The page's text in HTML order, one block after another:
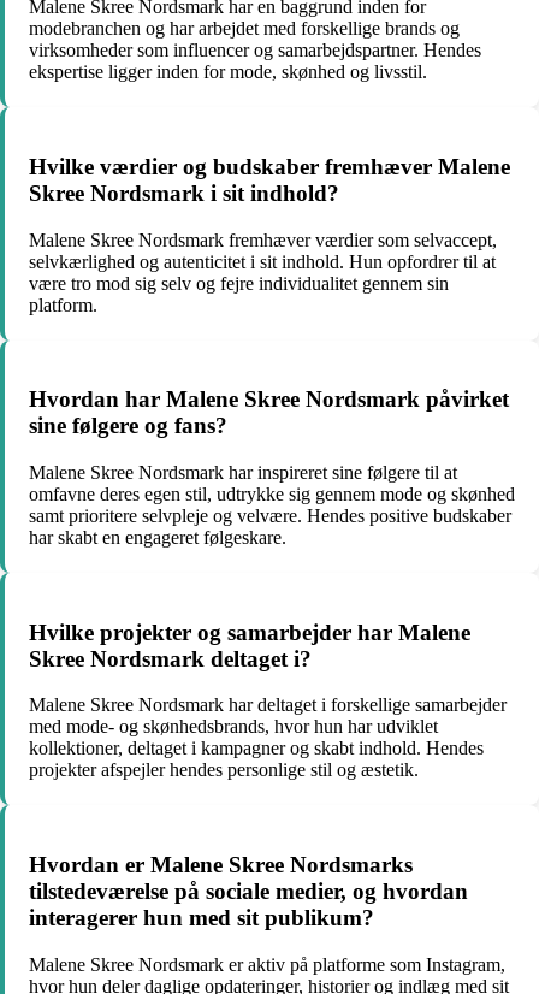
Malene Skree Nordsmark har en baggrund inden for
modebranchen og har arbejdet med forskellige brands og
virksomheder som influencer og samarbejdspartner. Hendes
ekspertise ligger inden for mode, skønhed og livsstil.
Hvilke værdier og budskaber fremhæver Malene
Skree Nordsmark i sit indhold?
Malene Skree Nordsmark fremhæver værdier som selvaccept,
selvkærlighed og autenticitet i sit indhold. Hun opfordrer til at
være tro mod sig selv og fejre individualitet gennem sin
platform.
Hvordan har Malene Skree Nordsmark påvirket
sine følgere og fans?
Malene Skree Nordsmark har inspireret sine følgere til at
omfavne deres egen stil, udtrykke sig gennem mode og skønhed
samt prioritere selvpleje og velvære. Hendes positive budskaber
har skabt en engageret følgeskare.
Hvilke projekter og samarbejder har Malene
Skree Nordsmark deltaget i?
Malene Skree Nordsmark har deltaget i forskellige samarbejder
med mode- og skønhedsbrands, hvor hun har udviklet
kollektioner, deltaget i kampagner og skabt indhold. Hendes
projekter afspejler hendes personlige stil og æstetik.
Hvordan er Malene Skree Nordsmarks
tilstedeværelse på sociale medier, og hvordan
interagerer hun med sit publikum?
Malene Skree Nordsmark er aktiv på platforme som Instagram,
hvor hun deler daglige opdateringer, historier og indlæg med sit